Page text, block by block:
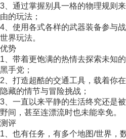
3、通过掌握别具一格的物理规则
由的玩法；
4、使用各式各样的武器装备参与
世界玩法。
优势
1、带着更饱满的热情去探索未知
黑手党；
2、打造超酷的交通工具，载着你
隐藏的情节与冒险挑战；
3、一直以来平静的生活终究还是
野间，甚至连漂流时也未能幸免。
测评
1、也有任务，有多个地图/世界，